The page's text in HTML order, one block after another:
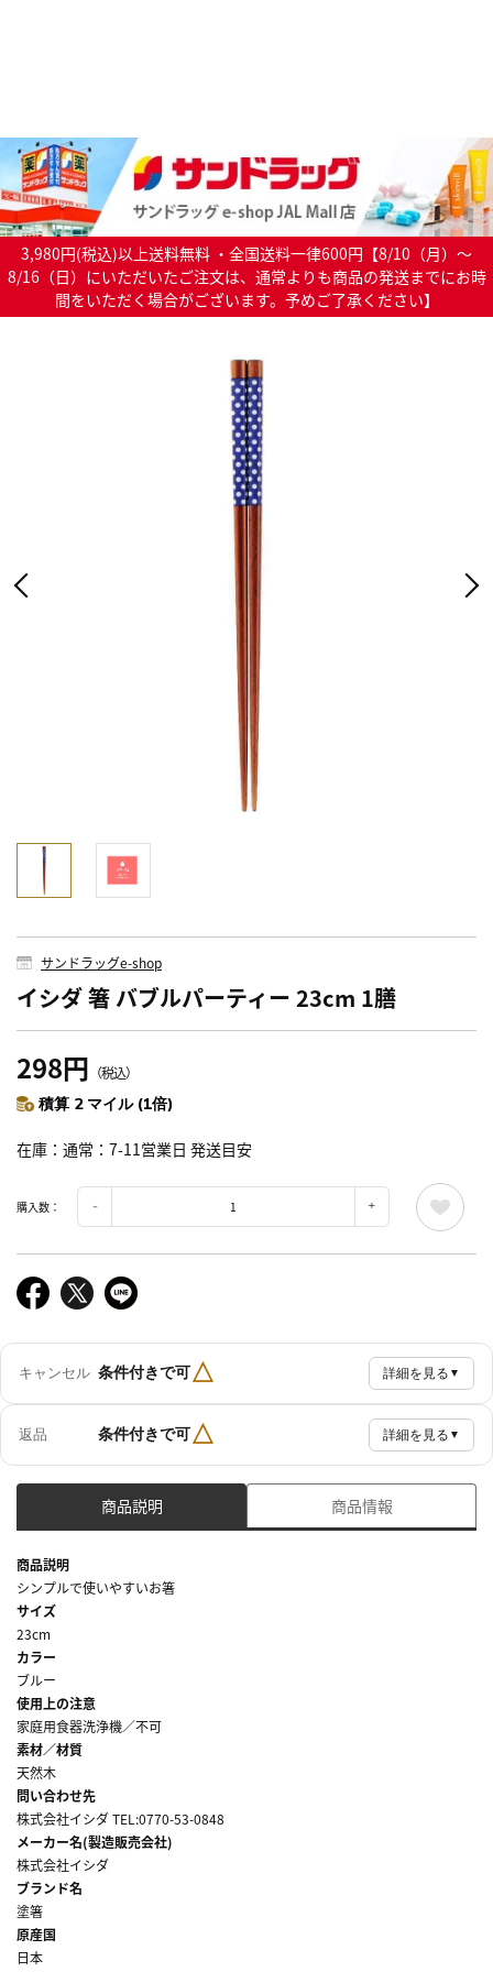
3,980円(税込)以上送料無料 ・全国送料一律600円【8/10（月）～
8/16（日）にいただいたご注文は、通常よりも商品の発送までにお時
間をいただく場合がございます。予めご了承ください】
サンドラッグe-shop
イシダ 箸 バブルパーティー 23cm 1膳
298円 （税込）
積算 2 マイル (1倍)
在庫 通常：7-11営業日 発送目安
購入数：
キャンセル 条件付きで可△ 詳細を見る ▼
返品 条件付きで可△ 詳細を見る ▼
商品説明 商品情報
商品説明
シンプルで使いやすいお箸
サイズ
23cm
カラー
ブルー
使用上の注意
家庭用食器洗浄機／不可
素材／材質
天然木
問い合わせ先
株式会社イシダ TEL:0770-53-0848
メーカー名(製造販売会社)
株式会社イシダ
ブランド名
塗箸
原産国
日本